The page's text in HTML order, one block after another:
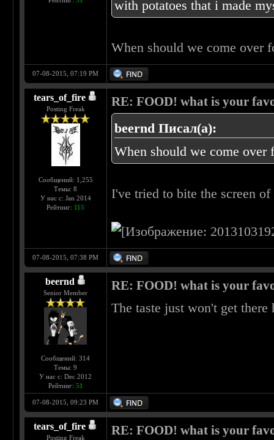
with potatoes that i made
When should we come over
07-08-2015, 07:19 PM
tears_of_fire
Posting Freak
Сообщений: 1,255
Темы: 8
У нас с: Jan 2014
Рейтинг: 115
RE: FOOD! what is your
beernd Писал(а):
When should we come over
I've tried to bite the screen
07-08-2015, 07:38 PM
beernd
Senior Member
Сообщений: 314
Темы: 9
У нас с: Dec 2012
Рейтинг: 51
RE: FOOD! what is your
The taste just won't get
07-08-2015, 09:23 PM
tears_of_fire
Posting Freak
RE: FOOD! what is your